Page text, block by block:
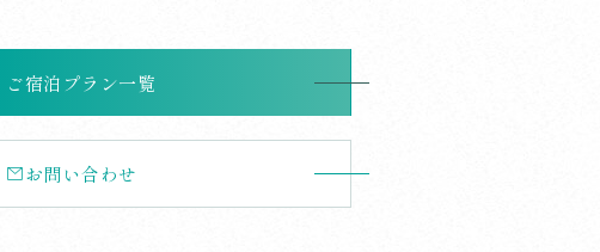
ご宿泊プラン一覧
お問い合わせ